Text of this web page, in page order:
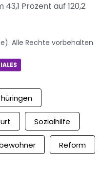
Prozent auf 120,2
Alle Rechte vorbehalten
Sozialhilfe
Reform